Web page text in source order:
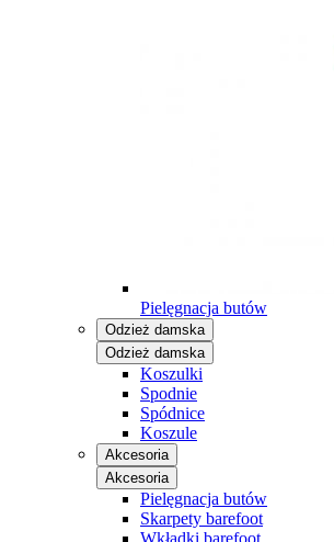
Pielęgnacja butów
Odzież damska
Odzież damska
Koszulki
Spodnie
Spódnice
Koszule
Akcesoria
Akcesoria
Pielęgnacja butów
Skarpety barefoot
Wkładki barefoot